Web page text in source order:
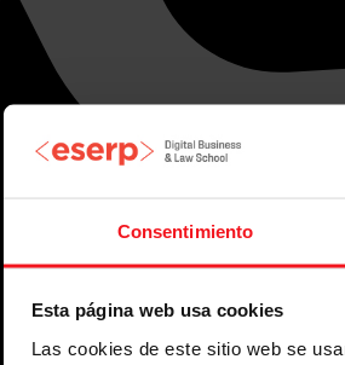
Consentimiento
Esta página web usa cookies
Las cookies de este sitio web se